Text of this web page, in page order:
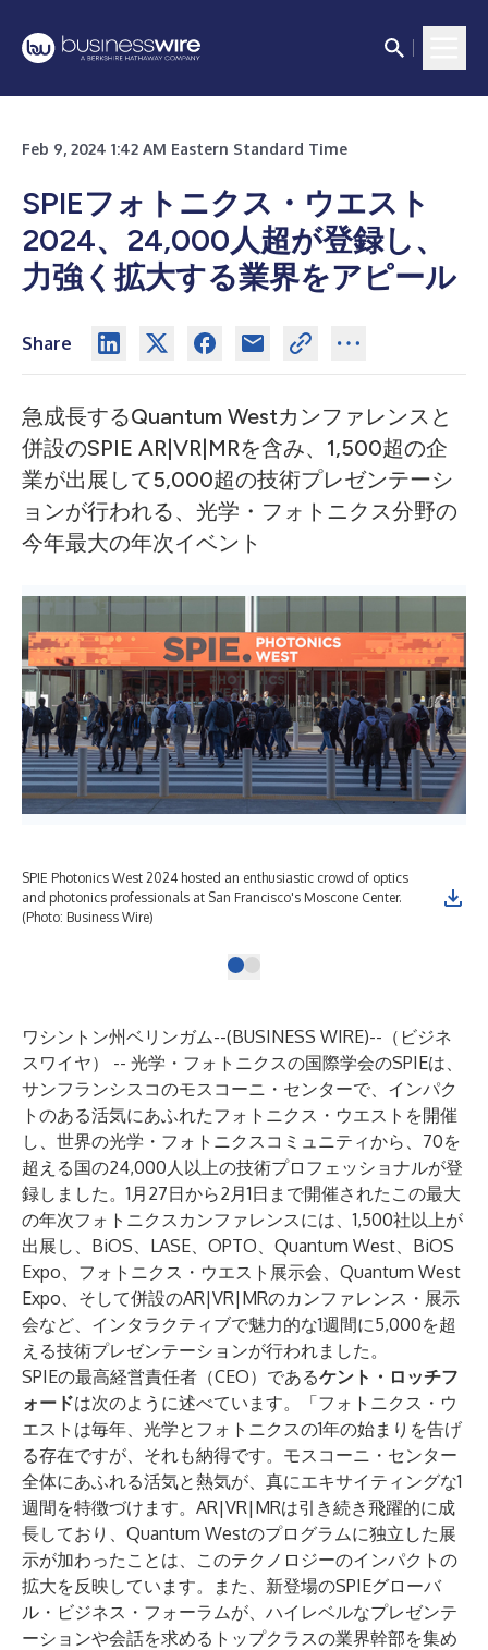
Feb 9, 2024 1:42 AM Eastern Standard Time
SPIEフォトニクス・ウエスト
2024、24,000人超が登録し、
力強く拡大する業界をアピール
Share
急成長するQuantum Westカンファレンスと
併設のSPIE AR|VR|MRを含み、1,500超の企
業が出展して5,000超の技術プレゼンテーシ
ョンが行われる、光学・フォトニクス分野の
今年最大の年次イベント
SPIE Photonics West 2024 hosted an enthusiastic crowd of optics
and photonics professionals at San Francisco's Moscone Center.
(Photo: Business Wire)
ワシントン州ベリンガム--(BUSINESS WIRE)-- （ビジネ
スワイヤ） -- 光学・フォトニクスの国際学会のSPIEは、
サンフランシスコのモスコーニ・センターで、インパク
トのある活気にあふれたフォトニクス・ウエスト を開催
し、世界の光学・フォトニクスコミュニティから、70を
超える国の24,000人以上の技術プロフェッショナルが登
録しました。1月27日から2月1日まで開催されたこの最大
の年次フォトニクスカンファレンスには、1,500社以上が
出展し、BiOS、LASE、OPTO、Quantum West、BiOS
Expo、フォトニクス・ウエスト展示会、Quantum West
Expo、そして併設のAR|VR|MRのカンファレンス・展示
会など、インタラクティブで魅力的な1週間に5,000を超
える技術プレゼンテーションが行われました。
SPIEの最高経営責任者（CEO）であるケント・ロッチフ
ォードは次のように述べています。「フォトニクス・ウ
エストは毎年、光学とフォトニクスの1年の始まりを告げ
る存在ですが、それも納得です。モスコーニ・センター
全体にあふれる活気と熱気が、真にエキサイティングな1
週間を特徴づけます。AR|VR|MRは引き続き飛躍的に成
長しており、Quantum Westのプログラムに独立した展
示が加わったことは、このテクノロジーのインパクトの
拡大を反映しています。また、新登場のSPIEグローバ
ル・ビジネス・フォーラムが、ハイレベルなプレゼンテ
ーションや会話を求めるトップクラスの業界幹部を集め